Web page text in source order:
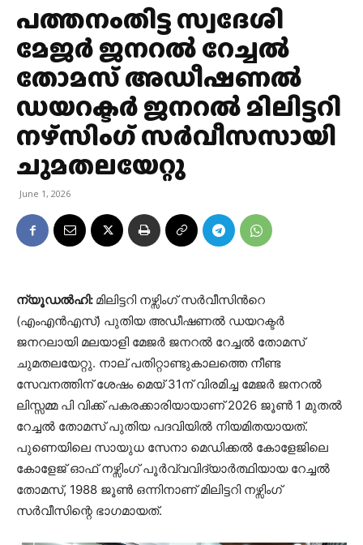
പത്തനംതിട്ട സ്വദേശി
മേജർ ജനറൽ റേച്ചൽ
തോമസ് അഡീഷണൽ
ഡയറക്ടർ ജനറൽ മിലിട്ടറി
നഴ്സിംഗ് സർവീസസായി
ചുമതലയേറ്റു
June 1, 2026
ന്യൂഡൽഹി: മിലിട്ടറി നഴ്സിംഗ് സർവീസിന്‍റെ
(എംഎൻഎസ്) പുതിയ അഡീഷണൽ ഡയറക്ടർ
ജനറലായി മലയാളി മേജർ ജനറൽ റേച്ചൽ തോമസ്
ചുമതലയേറ്റു. നാല് പതിറ്റാണ്ടുകാലത്തെ നീണ്ട
സേവനത്തിന് ശേഷം മെയ് 31ന് വിരമിച്ച മേജർ ജനറൽ
ലിസ്സമ്മ പി വിക്ക് പകരക്കാരിയായാണ് 2026 ജൂൺ 1 മുതൽ
റേച്ചൽ തോമസ് പുതിയ പദവിയിൽ നിയമിതയായത്.
പുണെയിലെ സായുധ സേനാ മെഡിക്കൽ കോളേജിലെ
കോളേജ് ഓഫ് നഴ്സിംഗ് പൂർവ്വവിദ്യാർത്ഥിയായ റേച്ചൽ
തോമസ്, 1988 ജൂൺ ഒന്നിനാണ് മിലിട്ടറി നഴ്സിംഗ്
സർവീസിന്റെ ഭാഗമായത്.